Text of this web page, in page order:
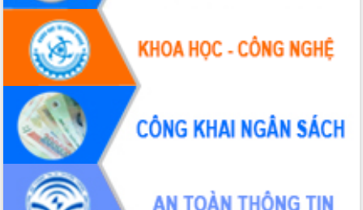
Quyết liệt tháo gỡ vướng mắc, đẩy
nhanh tiến độ các dự án trọng điểm
trong Khu kinh tế Nam Phú Yên
Hòn Yến phát triển du lịch gắn với bảo
tồn biển
Lấy ý kiến điều chỉnh Quy hoạch tỉnh
Đắk Lắk thời kỳ 2021-2030, tầm nhìn
đến năm 2050
Phát động chiến dịch 30 ngày đêm
giải phóng mặt bằng Tuyến đường bộ
ven biển
Đắk Lắk nỗ lực thúc đẩy tăng trưởng